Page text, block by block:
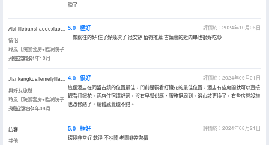
種了
Aichitiebanshaodexiaonvzi
情侶
聆風【院景套房+臨湖院子
+獨立露台】
入住於2024年10月
5.0 極好
評價於：2024年10月06日
一如既往的好 住了好幾次了 很安靜 值得推薦 古鎮裏的雞肉串也很好吃😋
與好友旅遊
聆風【院景套房+臨湖院子
+獨立露台】
入住於2024年08月
4.0 很好
評價於：2024年09月01日
這個酒店在同盟古鎮的位置最佳，門前是觀看打鐵花的最佳位置，酒店有些房間就可以直接
觀看打鐵花。酒店住宿還舒適，沒有早餐供應，服務挺周到。浴巾該更換了，有些房間設施
也改修繕了。總體感覺還不錯。
訪客
其他
5.0 極好
評價於：2024年08月21日
環境非常好 乾淨 不吵鬧 老闆非常熱情